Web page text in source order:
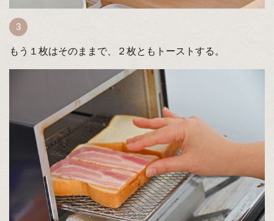
もう１枚はそのままで、２枚ともトーストする。